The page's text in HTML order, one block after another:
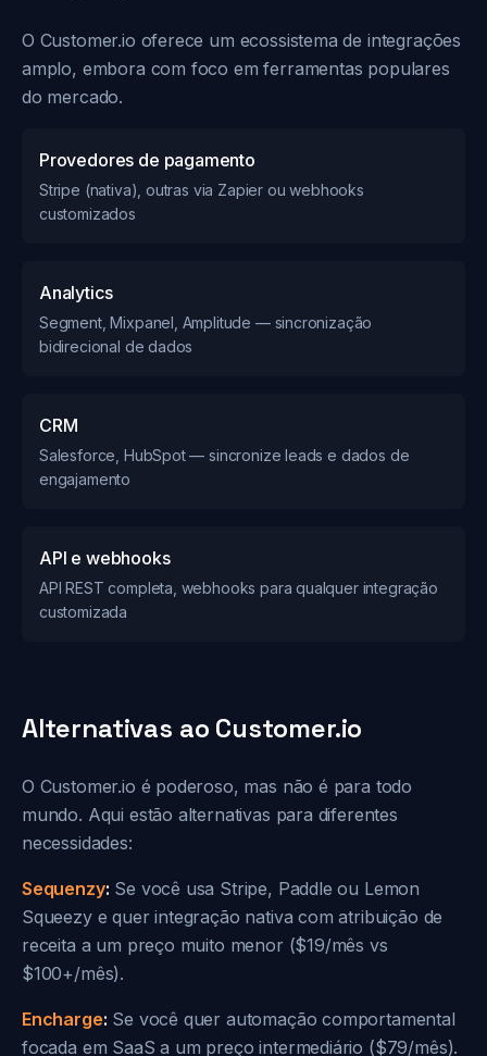
O Customer.io oferece um ecossistema de integrações
amplo, embora com foco em ferramentas populares
do mercado.
Provedores de pagamento
Stripe (nativa), outras via Zapier ou webhooks
customizados
Analytics
Segment, Mixpanel, Amplitude — sincronização
bidirecional de dados
CRM
Salesforce, HubSpot — sincronize leads e dados de
engajamento
API e webhooks
API REST completa, webhooks para qualquer integração
customizada
Alternativas ao Customer.io
O Customer.io é poderoso, mas não é para todo
mundo. Aqui estão alternativas para diferentes
necessidades:
Sequenzy: Se você usa Stripe, Paddle ou Lemon
Squeezy e quer integração nativa com atribuição de
receita a um preço muito menor ($19/mês vs
$100+/mês).
Encharge: Se você quer automação comportamental
focada em SaaS a um preço intermediário ($79/mês).